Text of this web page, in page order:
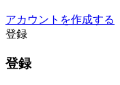
アカウントを作成する
登録
登録